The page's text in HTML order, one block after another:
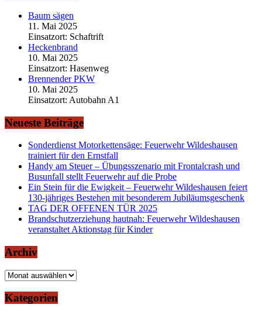
Baum sägen
11. Mai 2025
Einsatzort: Schaftrift
Heckenbrand
10. Mai 2025
Einsatzort: Hasenweg
Brennender PKW
10. Mai 2025
Einsatzort: Autobahn A1
Neueste Beiträge
Sonderdienst Motorkettensäge: Feuerwehr Wildeshausen
trainiert für den Ernstfall
Handy am Steuer – Übungsszenario mit Frontalcrash und
Busunfall stellt Feuerwehr auf die Probe
Ein Stein für die Ewigkeit – Feuerwehr Wildeshausen feiert
130-jähriges Bestehen mit besonderem Jubiläumsgeschenk
TAG DER OFFENEN TÜR 2025
Brandschutzerziehung hautnah: Feuerwehr Wildeshausen
veranstaltet Aktionstag für Kinder
Archiv
Archiv
Kategorien